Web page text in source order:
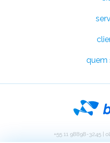
quem
+55 11 98898-3245 |